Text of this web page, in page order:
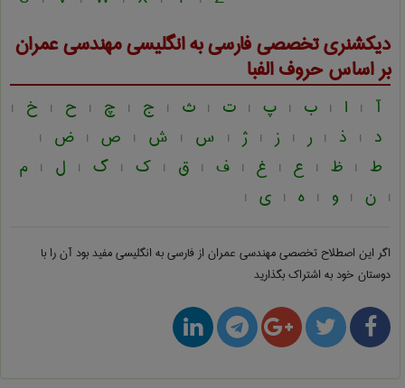
دیکشنری تخصصی فارسی به انگلیسیمهندسی عمران
بر اساس حروف الفبا
آ | ا | ب | پ | ت | ث | ج | چ | ح | خ |
د | ذ | ر | ز | ژ | س | ش | ص | ض |
ط | ظ | ع | غ | ف | ق | ک | گ | ل | م
| ن | و | ه | ی |
اگر این اصطلاح تخصصیمهندسی عمران از فارسی به انگلیسیمفید بود آن را با
دوستان خود به اشتراک بگذارید